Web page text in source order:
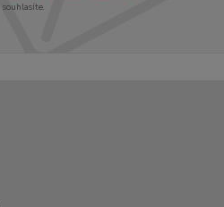
souhlasíte.